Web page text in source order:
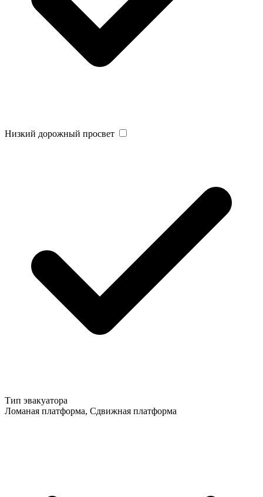
Низкий дорожный просвет
Тип эвакуатора
Ломаная платформа, Сдвижная платформа